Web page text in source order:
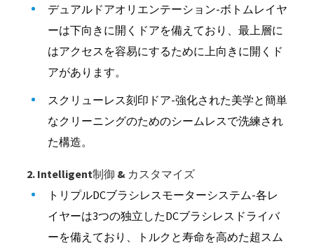
デュアルドアオリエンテーション-ボトムレイヤ
ーは下向きに開くドアを備えており、最上層に
はアクセスを容易にするために上向きに開くド
アがあります。
スクリューレス刻印ドア-強化された美学と簡単
なクリーニングのためのシームレスで洗練され
た構造。
2. Intelligent制御 & カスタマイズ
トリプルDCブラシレスモーターシステム-各レ
イヤーは3つの独立したDCブラシレスドライバ
ーを備えており、トルクと寿命を高めた超スム